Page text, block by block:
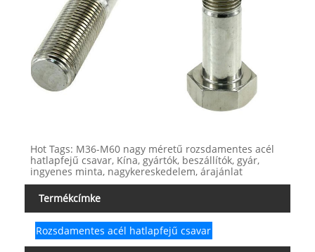
Hot Tags: M36-M60 nagy méretű rozsdamentes acél
hatlapfejű csavar, Kína, gyártók, beszállítók, gyár,
ingyenes minta, nagykereskedelem, árajánlat
Termékcímke
Rozsdamentes acél hatlapfejű csavar